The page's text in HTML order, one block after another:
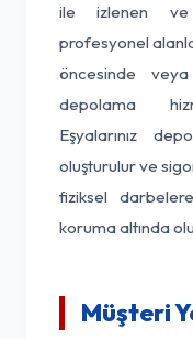
ile izlenen ve
profesyonel
öncesinde
depolama
Eşyalarınız
oluşturulur ve
fiziksel
koruma altında
Müşteri